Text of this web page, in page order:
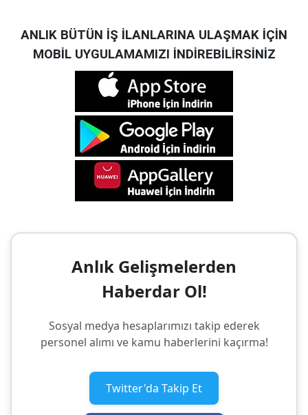
ANLIK BÜTÜN İŞ İLANLARINA ULAŞMAK İÇİN
MOBİL UYGULAMAMIZI İNDİREBİLİRSİNİZ
Anlık Gelişmelerden
Haberdar Ol!
Sosyal medya hesaplarımızı takip ederek
personel alımı ve kamu haberlerini kaçırma!
Twitter'da Takip Et